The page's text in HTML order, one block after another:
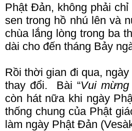
Phật Đản, không phải
sen trong hồ nhú lên và
chùa lắng lòng trong ba
dài cho đến tháng Bảy
Rồi thời gian đi qua,
thay đổi. Bài “Vui
còn hát nữa khi ngày
thống chung của Phật
làm ngày Phật Đản